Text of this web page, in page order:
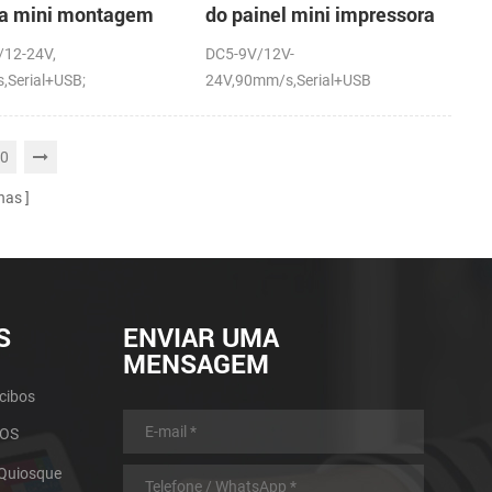
mini montagem
impressora
com a auto-
24V,
do painel mini impressora
térmica com a auto-
cortador
DC5-9V/12V-
24V,90mm/s,Serial+USB
ENVIAR UMA
MENSAGEM